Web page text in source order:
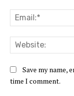
Save my name,
time I comment.